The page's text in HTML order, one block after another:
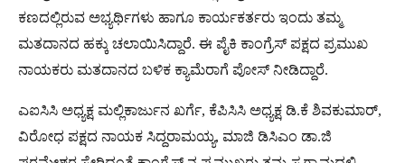
ಕಣದಲ್ಲಿರುವ ಅಭ್ಯರ್ಥಿಗಳು ಹಾಗೂ ಕಾರ್ಯಕರ್ತರು ಇಂದು ತಮ್ಮ
ಮತದಾನದ ಹಕ್ಕು ಚಲಾಯಿಸಿದ್ದಾರೆ. ಈ ಪೈಕಿ ಕಾಂಗ್ರೆಸ್ ಪಕ್ಷದ ಪ್ರಮುಖ
ನಾಯಕರು ಮತದಾನದ ಬಳಿಕ ಕ್ಯಾಮೆರಾಗೆ ಪೋಸ್ ನೀಡಿದ್ದಾರೆ.
ಎಐಸಿಸಿ ಅಧ್ಯಕ್ಷ ಮಲ್ಲಿಕಾರ್ಜುನ ಖರ್ಗೆ, ಕೆಪಿಸಿಸಿ ಅಧ್ಯಕ್ಷ ಡಿ.ಕೆ ಶಿವಕುಮಾರ್,
ವಿರೋಧ ಪಕ್ಷದ ನಾಯಕ ಸಿದ್ದರಾಮಯ್ಯ, ಮಾಜಿ ಡಿಸಿಎಂ ಡಾ.ಜಿ